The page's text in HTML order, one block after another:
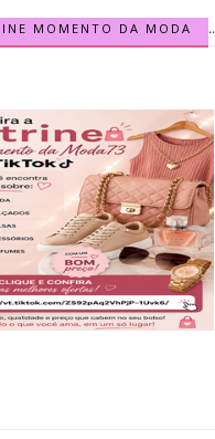
MOMENTO DA MODA